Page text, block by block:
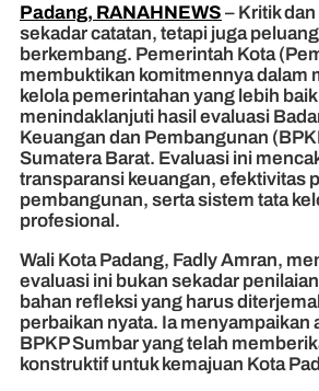
Padang, RANAHNEWS – Kritik
sekadar catatan, tetapi juga
berkembang. Pemerintah Kota
membuktikan komitmennya dalam
kelola pemerintahan yang lebih
menindaklanjuti hasil evaluasi
Keuangan dan Pembangunan
Sumatera Barat. Evaluasi ini
transparansi keuangan, efektivitas
pembangunan, serta sistem tata
profesional.
Wali Kota Padang, Fadly Amran,
evaluasi ini bukan sekadar
bahan refleksi yang harus
perbaikan nyata. Ia menyampaikan
BPKP Sumbar yang telah
konstruktif untuk kemajuan Kota